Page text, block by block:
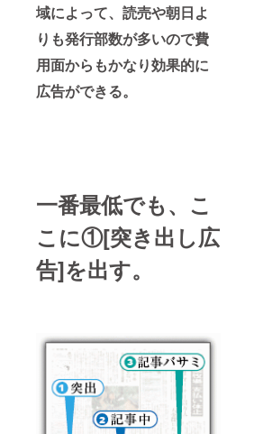
域によって、読売や朝日よ
りも発行部数が多いので費
用面からもかなり効果的に
広告ができる。
一番最低でも、こ
こに①[突き出し広
告]を出す。